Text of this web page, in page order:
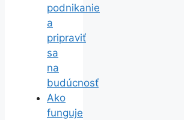
podnikanie
a
pripraviť
sa
na
budúcnosť
Ako
funguje